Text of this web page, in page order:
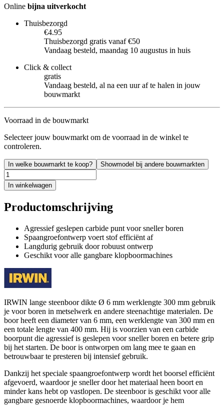
Online bijna uitverkocht
Thuisbezorgd
€4.95
Thuisbezorgd gratis vanaf €50
Vandaag besteld, maandag 10 augustus in huis
Click & collect
gratis
Vandaag besteld, al na een uur af te halen in jouw
bouwmarkt
Voorraad in de bouwmarkt
Selecteer jouw bouwmarkt om de voorraad in de winkel te
controleren.
In welke bouwmarkt te koop? Showmodel bij andere bouwmarkten
In winkelwagen
Productomschrijving
Agressief geslepen carbide punt voor sneller boren
Spaangroefontwerp voert stof efficiënt af
Langdurig gebruik door robuust ontwerp
Geschikt voor alle gangbare klopboormachines
IRWIN lange steenboor dikte Ø 6 mm werklengte 300 mm gebruik
je voor boren in metselwerk en andere steenachtige materialen. De
boor heeft een diameter van 6 mm, een werklengte van 300 mm en
een totale lengte van 400 mm. Hij is voorzien van een carbide
boorpunt die agressief is geslepen voor sneller boren en betere grip
bij het starten. De boor is ontworpen om lang mee te gaan en
betrouwbaar te presteren bij intensief gebruik.
Dankzij het speciale spaangroefontwerp wordt het boorsel efficiënt
afgevoerd, waardoor je sneller door het materiaal heen boort en
minder kans hebt op vastlopen. De steenboor is geschikt voor alle
gangbare gesnoerde klopboormachines, waardoor je hem